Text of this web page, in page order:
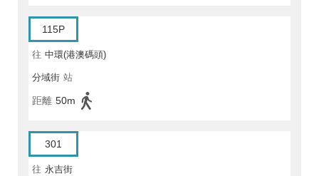
115P
往 中環(港澳碼頭)
分域街 站
距離 50m
301
往 永吉街